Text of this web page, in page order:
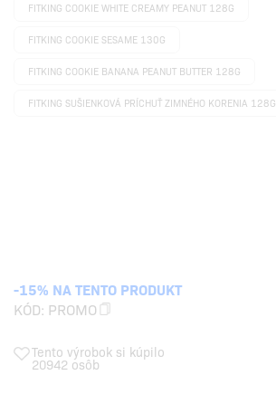
FITKING COOKIE WHITE CREAMY PEANUT 128G
FITKING COOKIE SESAME 130G
FITKING COOKIE BANANA PEANUT BUTTER 128G
FITKING SUŠIENKOVÁ PRÍCHUŤ ZIMNÉHO KORENIA 128G
-15% NA TENTO PRODUKT
KÓD: PROMO
Tento výrobok si kúpilo
20942 osôb